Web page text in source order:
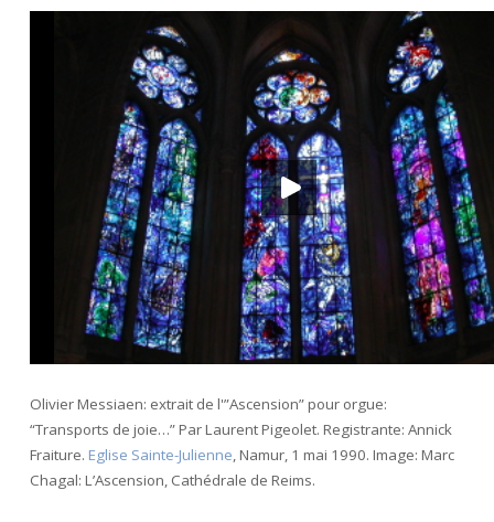
Olivier Messiaen: extrait de l'”Ascension” pour orgue:
“Transports de joie…” Par Laurent Pigeolet. Registrante: Annick
Fraiture. Eglise Sainte-Julienne , Namur, 1 mai 1990. Image: Marc
Chagal: L’Ascension, Cathédrale de Reims.